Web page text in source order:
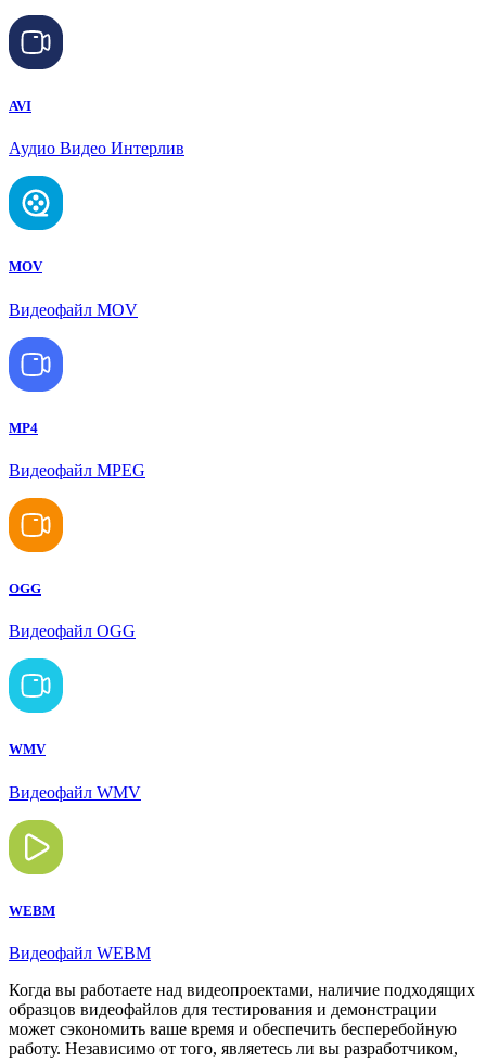
AVI
Аудио Видео Интерлив
MOV
Видеофайл MOV
MP4
Видеофайл MPEG
OGG
Видеофайл OGG
WMV
Видеофайл WMV
WEBM
Видеофайл WEBM
Когда вы работаете над видеопроектами, наличие подходящих
образцов видеофайлов для тестирования и демонстрации
может сэкономить ваше время и обеспечить бесперебойную
работу. Независимо от того, являетесь ли вы разработчиком,